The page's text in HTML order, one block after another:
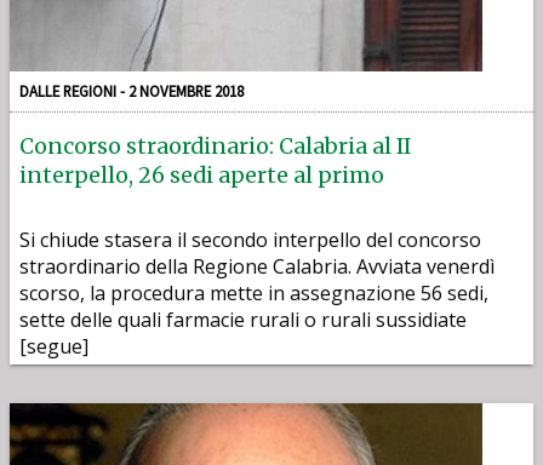
DALLE REGIONI - 2 NOVEMBRE 2018
Concorso straordinario: Calabria al II
interpello, 26 sedi aperte al primo
Si chiude stasera il secondo interpello del concorso
straordinario della Regione Calabria. Avviata venerdì
scorso, la procedura mette in assegnazione 56 sedi,
sette delle quali farmacie rurali o rurali sussidiate
[segue]